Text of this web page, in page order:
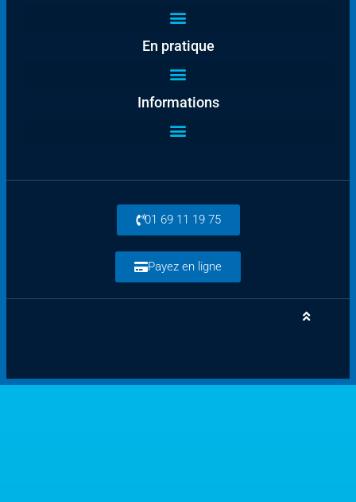
En pratique
Informations
01 69 11 19 75
Payez en ligne